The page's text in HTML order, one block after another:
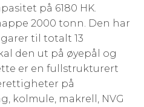
på 6180 HK.
2000 tonn. Den har
til totalt 13
den ut på øyepål og
er en fullstrukturert
på
kolmule, makrell, NVG